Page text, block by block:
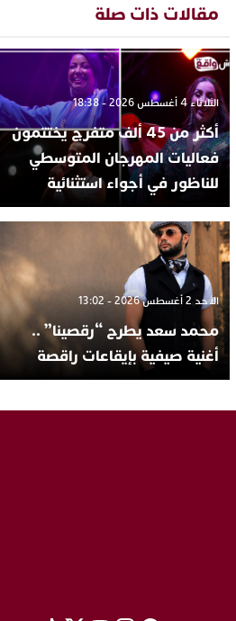
مقالات ذات صلة
الثلاثاء 4 أغسطس 2026 - 18:38
أكثر من 45 ألف متفرج يختتمون
فعاليات المهرجان المتوسطي
للناظور في أجواء استثنائية
الأحد 2 أغسطس 2026 - 13:02
محمد سعد يطرح “رقصينا” ..
أغنية صيفية بإيقاعات راقصة